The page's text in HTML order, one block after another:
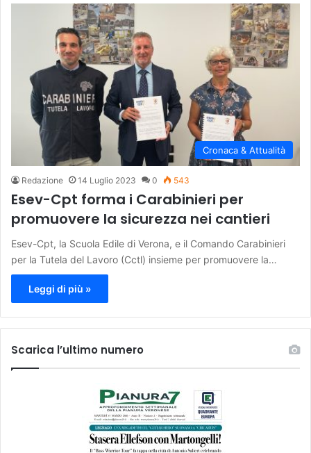
Cronaca & Attualità
Redazione 14 Luglio 2023 0 543
Esev-Cpt forma i Carabinieri per
promuovere la sicurezza nei cantieri
Esev-Cpt, la Scuola Edile di Verona, e il Comando Carabinieri
per la Tutela del Lavoro (Cctl) insieme per promuovere la…
Leggi di più »
Scarica l’ultimo numero